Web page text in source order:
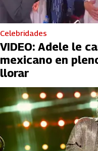
Celebridades
VIDEO: Adele le
mexicano en
llorar